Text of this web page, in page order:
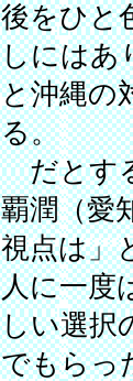
後をひと
しにはあ
と沖縄の
る。
だとする
覇潤（愛
視点は」
人に一度
しい選択
でもらっ